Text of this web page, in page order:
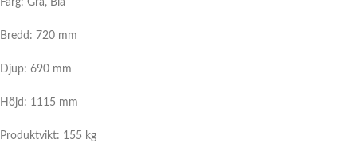
Färg: Grå, Blå
Bredd: 720 mm
Djup: 690 mm
Höjd: 1115 mm
Produktvikt: 155 kg